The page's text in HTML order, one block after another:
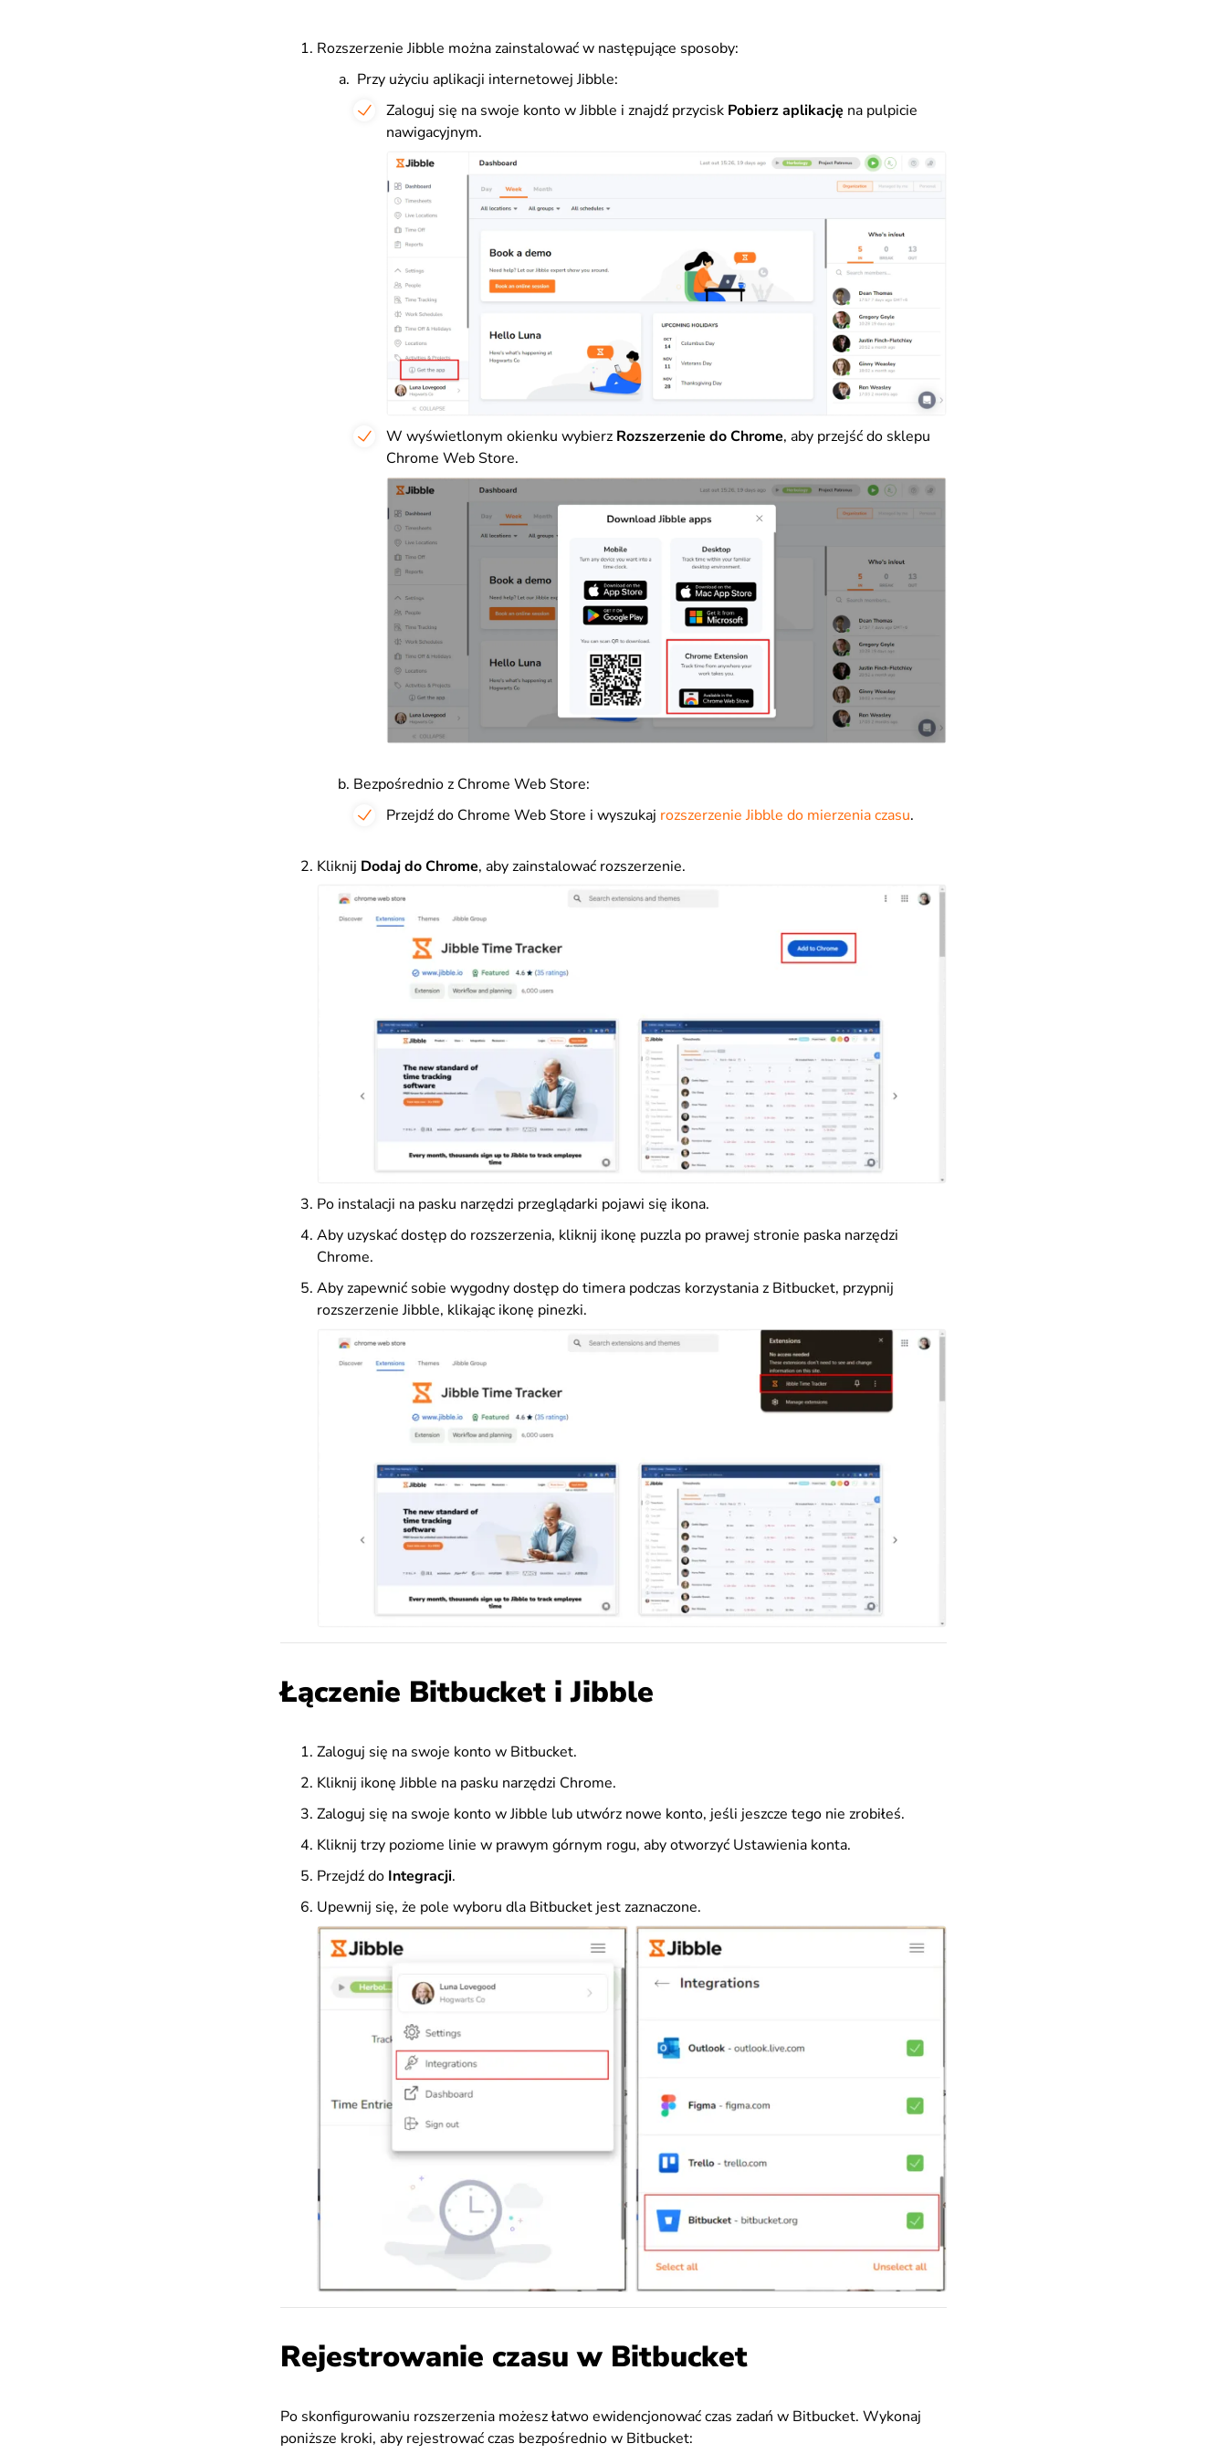
Rozszerzenie Jibble można zainstalować w następujące sposoby:
Przy użyciu aplikacji internetowej Jibble:
Zaloguj się na swoje konto w Jibble i znajdź przycisk Pobierz aplikację na pulpicie
nawigacyjnym.
W wyświetlonym okienku wybierz Rozszerzenie do Chrome, aby przejść do sklepu
Chrome Web Store.
Bezpośrednio z Chrome Web Store:
Przejdź do Chrome Web Store i wyszukaj rozszerzenie Jibble do mierzenia czasu.
Kliknij Dodaj do Chrome, aby zainstalować rozszerzenie.
Po instalacji na pasku narzędzi przeglądarki pojawi się ikona.
Aby uzyskać dostęp do rozszerzenia, kliknij ikonę puzzla po prawej stronie paska narzędzi
Chrome.
Aby zapewnić sobie wygodny dostęp do timera podczas korzystania z Bitbucket, przypnij
rozszerzenie Jibble, klikając ikonę pinezki.
Łączenie Bitbucket i Jibble
Zaloguj się na swoje konto w Bitbucket.
Kliknij ikonę Jibble na pasku narzędzi Chrome.
Zaloguj się na swoje konto w Jibble lub utwórz nowe konto, jeśli jeszcze tego nie zrobiłeś.
Kliknij trzy poziome linie w prawym górnym rogu, aby otworzyć Ustawienia konta.
Przejdź do Integracji.
Upewnij się, że pole wyboru dla Bitbucket jest zaznaczone.
Rejestrowanie czasu w Bitbucket
Po skonfigurowaniu rozszerzenia możesz łatwo ewidencjonować czas zadań w Bitbucket. Wykonaj
poniższe kroki, aby rejestrować czas bezpośrednio w Bitbucket: